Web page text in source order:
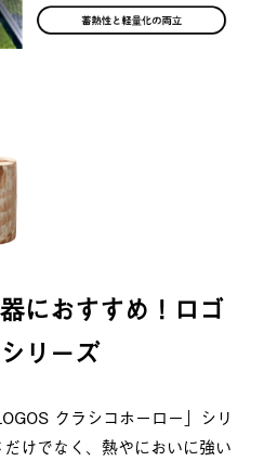
におすすめ！ロゴ
リーズ
クラシコホーロー」シリ
けでなく、熱やにおいに強い